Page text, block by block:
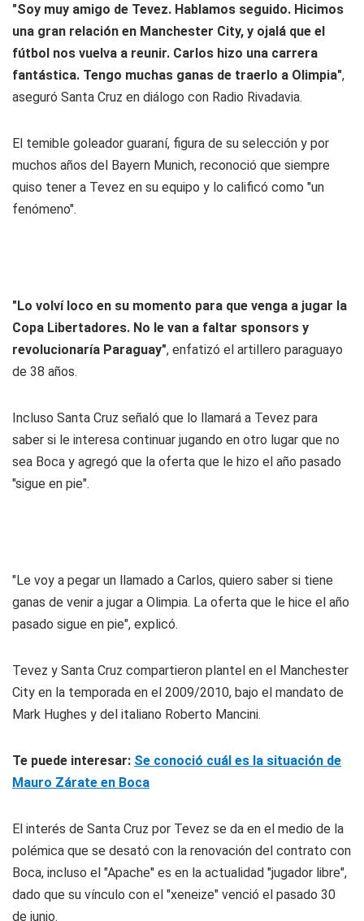
"Soy muy amigo de Tevez. Hablamos seguido. Hicimos
una gran relación en Manchester City, y ojalá que el
fútbol nos vuelva a reunir. Carlos hizo una carrera
fantástica. Tengo muchas ganas de traerlo a Olimpia",
aseguró Santa Cruz en diálogo con Radio Rivadavia.
El temible goleador guaraní, figura de su selección y por
muchos años del Bayern Munich, reconoció que siempre
quiso tener a Tevez en su equipo y lo calificó como "un
fenómeno".
"Lo volví loco en su momento para que venga a jugar la
Copa Libertadores. No le van a faltar sponsors y
revolucionaría Paraguay", enfatizó el artillero paraguayo
de 38 años.
Incluso Santa Cruz señaló que lo llamará a Tevez para
saber si le interesa continuar jugando en otro lugar que no
sea Boca y agregó que la oferta que le hizo el año pasado
"sigue en pie".
"Le voy a pegar un llamado a Carlos, quiero saber si tiene
ganas de venir a jugar a Olimpia. La oferta que le hice el año
pasado sigue en pie", explicó.
Tevez y Santa Cruz compartieron plantel en el Manchester
City en la temporada en el 2009/2010, bajo el mandato de
Mark Hughes y del italiano Roberto Mancini.
Te puede interesar: Se conoció cuál es la situación de
Mauro Zárate en Boca
El interés de Santa Cruz por Tevez se da en el medio de la
polémica que se desató con la renovación del contrato con
Boca, incluso el "Apache" es en la actualidad "jugador libre",
dado que su vínculo con el "xeneize" venció el pasado 30
de junio.